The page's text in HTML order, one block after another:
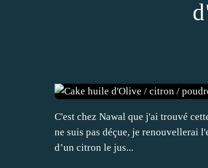
C'est chez Nawal que j'ai trouvé
ne suis pas déçue, je renouvellerai
d’un citron le jus...